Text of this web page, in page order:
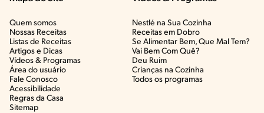
Quem somos
Nossas Receitas
Listas de Receitas​
Artigos e Dicas​
Vídeos & Programas​
Área do usuário
Fale Conosco
Acessibilidade
Regras da Casa
Sitemap
Nestlé na Sua Cozinha
Receitas em Dobro
Se Alimentar Bem, Que Mal Tem?​
Vai Bem Com Quê?​
Deu Ruim​
Crianças na Cozinha​
Todos os programas